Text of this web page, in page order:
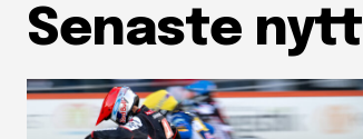
Senaste nytt